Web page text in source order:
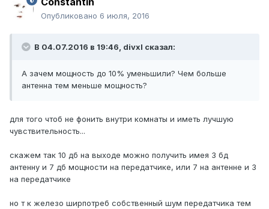
Опубликовано 6 июля, 2016
В 04.07.2016 в 19:46, divxl сказал:
А зачем мощность до 10% уменьшили? Чем больше
антенна тем меньше мощность?
для того чтоб не фонить внутри комнаты и иметь лучшую
чувствительность...
скажем так 10 дб на выходе можно получить имея 3 бд
антенну и 7 дб мощности на передатчике, или 7 на антенне и 3
на передатчике
но т к железо ширпотреб собственный шум передатчика тем